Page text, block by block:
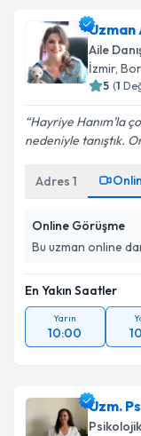
Uzman
Aile
İzmir,
5 (1
Hayriye Hanım’la
nedeniyle tanıştık.
Adres 1
Online Görüşme
Bu uzman online
En Yakın Saatler
Yarın
10:00
Uzm.